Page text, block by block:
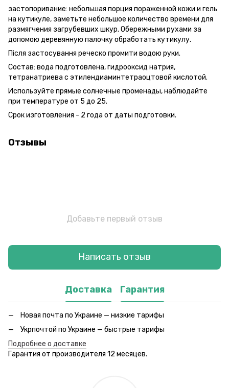
застопоривание: небольшая порция пораженной кожи и гель
на кутикуле, заметьте небольшое количество времени для
размягчения загрубевших шкур. Обережными рухами за
допомою деревянную палочку обработать кутикулу.
Після застосування реческо промити водою руки.
Состав: вода подготовлена, гидрооксид натрия,
тетранатриева с этилендиаминтетраоцтовой кислотой.
Используйте прямые солнечные променады, наблюдайте
при температуре от 5 до 25.
Срок изготовления - 2 года от даты подготовки.
Отзывы
Добавьте первый отзыв
Написать отзыв
Доставка Гарантия
Новая почта по Украине — низкие тарифы
Укрпочтой по Украине — быстрые тарифы
Подробнее о доставке
Гарантия от производителя 12 месяцев.